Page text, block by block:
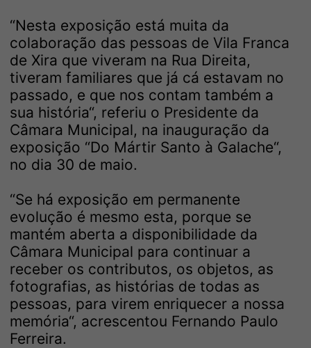
“Nesta exposição está muita da
colaboração das pessoas de Vila Franca
de Xira que viveram na Rua Direita,
tiveram familiares que já cá estavam no
passado, e que nos contam também a
sua história“, referiu o Presidente da
Câmara Municipal, na inauguração da
exposição “Do Mártir Santo à Galache“,
no dia 30 de maio.
“Se há exposição em permanente
evolução é mesmo esta, porque se
mantém aberta a disponibilidade da
Câmara Municipal para continuar a
receber os contributos, os objetos, as
fotografias, as histórias de todas as
pessoas, para virem enriquecer a nossa
memória“, acrescentou Fernando Paulo
Ferreira.